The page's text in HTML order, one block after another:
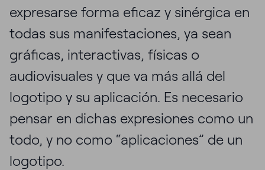
expresarse forma eficaz y sinérgica en
todas sus manifestaciones, ya sean
gráficas, interactivas, físicas o
audiovisuales y que va más allá del
logotipo y su aplicación. Es necesario
pensar en dichas expresiones como un
todo, y no como “aplicaciones” de un
logotipo.